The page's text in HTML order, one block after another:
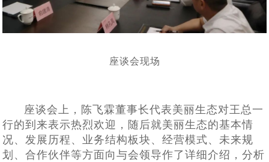
座谈会现场
座谈会上，陈飞霖董事长代表美丽生态对王总一
行的到来表示热烈欢迎，随后就美丽生态的基本情
况、发展历程、业务结构板块、经营模式、未来规
划、合作伙伴等方面向与会领导作了详细介绍，分析